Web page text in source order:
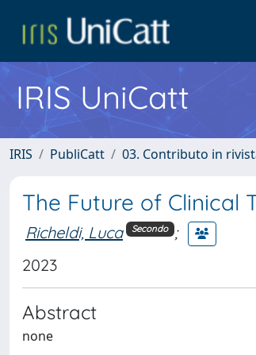
IRIS UniCatt
IRIS PubliCatt 03. Contributo in
The Future of Clinical
Richeldi, Luca Secondo ;
2023
Abstract
none